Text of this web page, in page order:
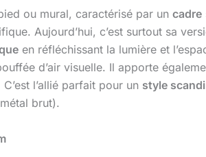
ou mural, caractérisé par un cadre
Aujourd’hui, c’est surtout sa
en réfléchissant la lumière et
d’air visuelle. Il apporte
l’allié parfait pour un style
brut).